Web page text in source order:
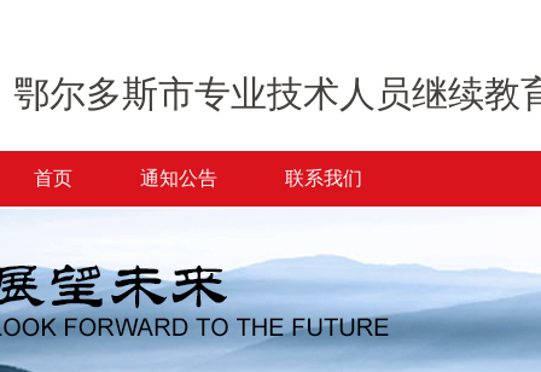
鄂尔多斯市专业技术人员继续教
首页 通知公告 联系我们